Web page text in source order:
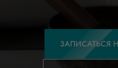
ЗАПИСАТЬСЯ